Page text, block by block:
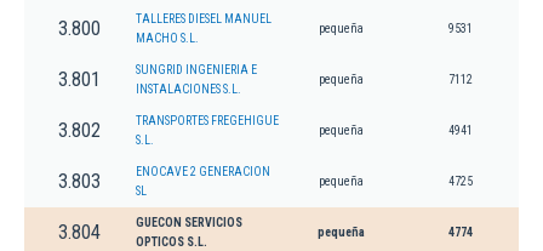
3.800
TALLERES DIESEL MANUEL
MACHO S.L.
pequeña 9531
3.801
SUNGRID INGENIERIA E
INSTALACIONES S.L.
pequeña 7112
3.802
TRANSPORTES FREGEHIGUE
S.L.
pequeña 4941
3.803
ENOCAVE 2 GENERACION
SL
pequeña 4725
3.804
GUECON SERVICIOS
OPTICOS S.L.
pequeña 4774